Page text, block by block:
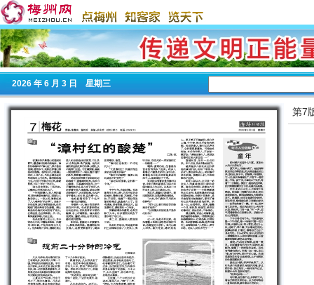
2026 年 6 月 3 日 星期三
第7